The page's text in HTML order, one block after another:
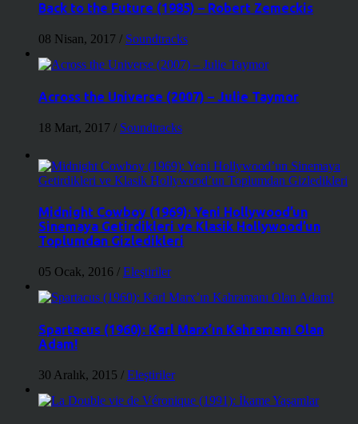
Back to the Future (1985) – Robert Zemeckis
08 Nisan, 2017 / Soundtracks
Across the Universe (2007) – Julie Taymor
18 Mart, 2017 / Soundtracks
Midnight Cowboy (1969): Yeni Hollywood’un
Sinemaya Getirdikleri ve Klasik Hollywood’un
Toplumdan Gizledikleri
05 Ocak, 2016 / Eleştiriler
Spartacus (1960): Karl Marx’ın Kahramanı Olan
Adam!
30 Aralık, 2015 / Eleştiriler